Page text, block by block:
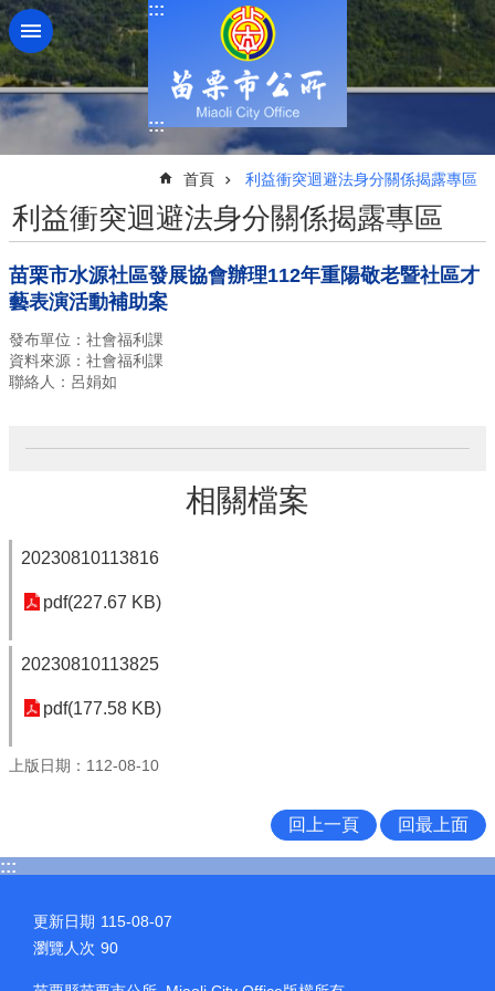
跳到主要內容區塊
:::
:::
首頁 利益衝突迴避法身分關係揭露專區
利益衝突迴避法身分關係揭露專區
苗栗市水源社區發展協會辦理112年重陽敬老暨社區才
藝表演活動補助案
發布單位：社會福利課
資料來源：社會福利課
聯絡人：呂娟如
相關檔案
20230810113816
pdf(227.67 KB)
20230810113825
pdf(177.58 KB)
上版日期：112-08-10
回上一頁 回最上面
:::
更新日期 115-08-07
瀏覽人次 90